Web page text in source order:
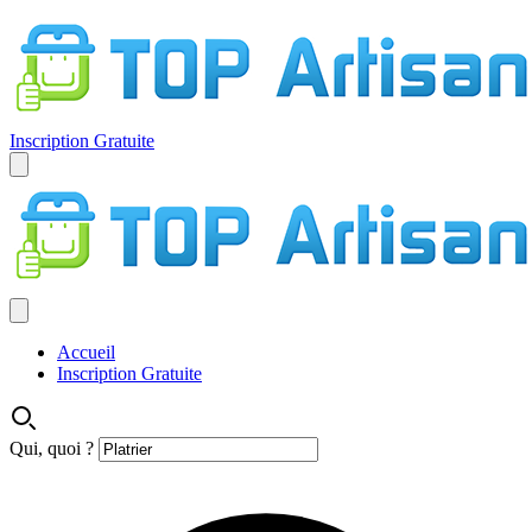
Inscription Gratuite
Accueil
Inscription Gratuite
Qui, quoi ?